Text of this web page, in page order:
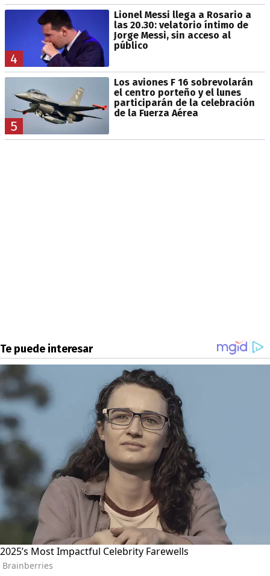
4
Lionel Messi llega a Rosario a
las 20.30: velatorio íntimo de
Jorge Messi, sin acceso al
público
5
Los aviones F 16 sobrevolarán
el centro porteño y el lunes
participarán de la celebración
de la Fuerza Aérea